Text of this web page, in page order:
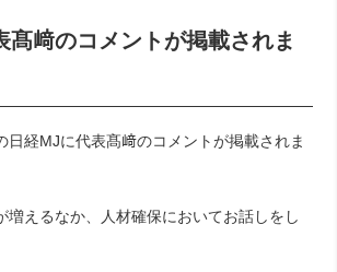
髙﨑のコメントが掲載されま
日経MJに代表髙﨑のコメントが掲載されま
増えるなか、人材確保においてお話しをし